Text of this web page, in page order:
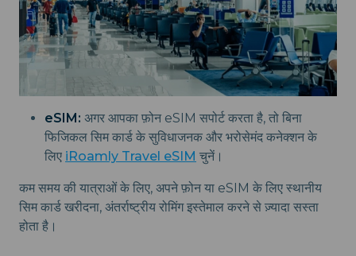
eSIM: अगर आपका फ़ोन eSIM सपोर्ट करता है, तो बिना
फिजिकल सिम कार्ड के सुविधाजनक और भरोसेमंद कनेक्शन के
लिए iRoamly Travel eSIM चुनें।
कम समय की यात्राओं के लिए, अपने फ़ोन या eSIM के लिए स्थानीय
सिम कार्ड खरीदना, अंतर्राष्ट्रीय रोमिंग इस्तेमाल करने से ज़्यादा सस्ता
होता है।